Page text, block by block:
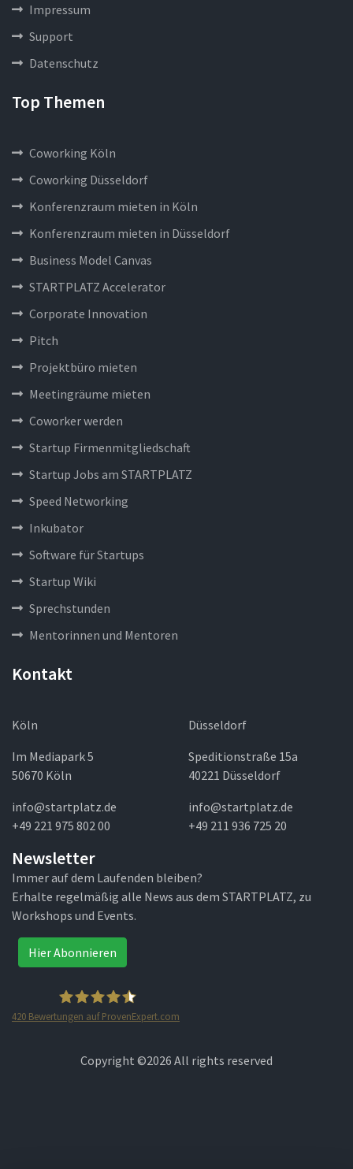
Impressum
Support
Datenschutz
Top Themen
Coworking Köln
Coworking Düsseldorf
Konferenzraum mieten in Köln
Konferenzraum mieten in Düsseldorf
Business Model Canvas
STARTPLATZ Accelerator
Corporate Innovation
Pitch
Projektbüro mieten
Meetingräume mieten
Coworker werden
Startup Firmenmitgliedschaft
Startup Jobs am STARTPLATZ
Speed Networking
Inkubator
Software für Startups
Startup Wiki
Sprechstunden
Mentorinnen und Mentoren
Kontakt
Köln
Im Mediapark 5
50670 Köln
info@startplatz.de
+49 221 975 802 00
Düsseldorf
Speditionstraße 15a
40221 Düsseldorf
info@startplatz.de
+49 211 936 725 20
Newsletter
Immer auf dem Laufenden bleiben?
Erhalte regelmäßig alle News aus dem STARTPLATZ, zu
Workshops und Events.
Hier Abonnieren
420 Bewertungen auf ProvenExpert.com
Copyright ©2026 All rights reserved